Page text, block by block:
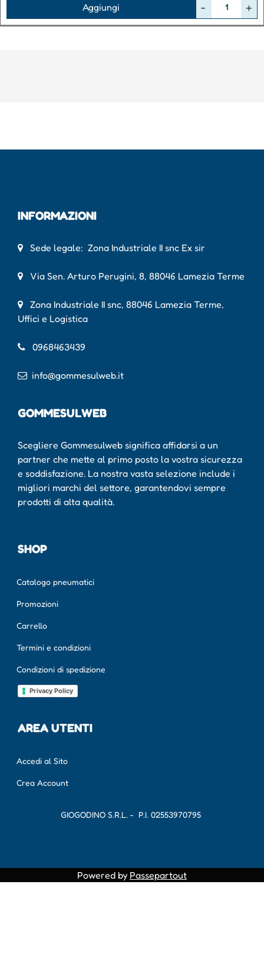
Aggiungi
INFORMAZIONI
Sede legale: Zona Industriale II snc Ex sir
Via Sen. Arturo Perugini, 8, 88046 Lamezia Terme
Zona Industriale II snc, 88046 Lamezia Terme,
Uffici e Logistica
0968463439
info@gommesulweb.it
GOMMESULWEB
Scegliere Gommesulweb significa affidarsi a un
partner che mette al primo posto la vostra sicurezza
e soddisfazione. La nostra vasta selezione include i
migliori marchi del settore, garantendovi sempre
prodotti di alta qualità.
SHOP
Catalogo pneumatici
Promozioni
Carrello
Termini e condizioni
Condizioni di spedizione
Privacy Policy
AREA UTENTI
Accedi al Sito
Crea Account
GIOGODINO S.R.L. - P.I. 02553970795
Powered by Passepartout